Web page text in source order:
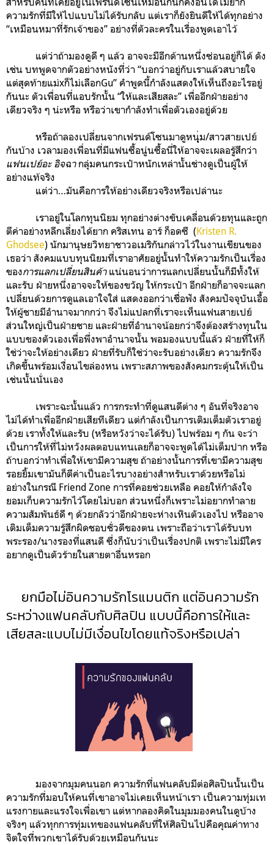
ความรักที่มีให้ไปแบบไม่ได้รับกลับ แต่เราก็ยังยินดีให้ได้ทุกอย่าง
“เหมือนหมาที่รักเจ้าของ” อย่างที่ตัวละครในเรื่องพูดเอาไว้
แต่ว่าถ้ามองดูดี ๆ แล้ว อาจจะมีอีกด้านหนึ่งซ่อนอยู่ก็ได้ ดัง
เช่น บทพูดจากตัวอย่างหนังที่ว่า “บอกว่าอยู่กับเราแล้วสบายใจ
แต่สุดท้ายแม่xก็ไม่เลือกGu” คำพูดนี้กำลังแสดงให้เห็นถึงอะไรอยู่
กันนะ ตัวเพื่อนที่แอบรักนั้น “ให้และเสียสละ” เพื่ออีกฝ่ายอย่าง
เดียวจริง ๆ น่ะหรือ หรือว่าเขากำลังทำเพื่อตัวเองอยู่ด้วย
หรือถ้าลองเปลี่ยนจากเฟรนด์โซนมาดูหนุุ่ม/สาวสายเปย์
กันบ้าง เวลามองเพื่อนที่มีแฟนซื้อนู่นซื้อนี่ให้อาจจะเผลอรู้สึกว่า
แฟนเปย์อะ อิจฉากลุ่มคนกระเป๋าหนักเหล่านั้นช่างดูเป็นผู้ให้
อย่างแท้จริง
แต่ว่า…มันคือการให้อย่างเดียวจริงหรือเปล่านะ
เราอยู่ในโลกทุนนิยม ทุกอย่างต่างขับเคลื่อนด้วยทุนและถูก
ตีค่าอย่างหลีกเลี่ยงได้ยาก คริสเทน อาร์ ก็อดซี (Kristen R.
Ghodsee) นักมานุษยวิทยาชาวอเมริกันกล่าวไว้ในงานเขียนของ
เธอว่า สังคมแบบทุนนิยมที่เราอาศัยอยู่นั้นทำให้ความรักเป็นเรื่อง
ของการแลกเปลี่ยนสินค้า แน่นอนว่าการแลกเปลี่ยนนั้นก็มีทั้งให้
และรับ ฝ่ายหนึ่งอาจจะให้ของขวัญ ให้กระเป๋า อีกฝ่ายก็อาจจะแลก
เปลี่ยนด้วยการดูแลเอาใจใส่ แสดงออกว่าเชื่อฟัง สังคมปัจจุบันเอื้อ
ให้ผู้ชายมีอำนาจมากกว่า จึงไม่แปลกที่เราจะเห็นแฟนสายเปย์
ส่วนใหญ่เป็นฝ่ายชาย และฝ่ายที่อำนาจน้อยกว่าจึงต้องสร้างทุนใน
แบบของตัวเองเพื่อพึ่งพาอำนาจนั้น พอมองแบบนี้แล้ว ฝ่ายที่ให้ก็
ใช่ว่าจะให้อย่างเดียว ฝ่ายที่รับก็ใช่ว่าจะรับอย่างเดียว ความรักจึง
เกิดขึ้นพร้อมเงื่อนไขล่องหน เพราะสภาพของสังคมกระตุ้นให้เป็น
เช่นนั้นนั่นเอง
เพราะฉะนั้นแล้ว การกระทำที่ดูแสนดีต่าง ๆ อันที่จริงอาจ
ไม่ได้ทำเพื่ออีกฝ่ายเสียทีเดียว แต่กำลังเป็นการเติมเต็มตัวเราอยู่
ด้วย เราทั้งให้และรับ (หรือหวังว่าจะได้รับ) ไปพร้อม ๆ กัน จะว่า
เป็นการให้ที่ไม่หวังผลตอบแทนเลยก็อาจจะพูดได้ไม่เต็มปาก หรือ
ถ้าบอกว่าทำเพื่อให้เขามีความสุข ถ้าอย่างนั้นการที่เขามีความสุข
รอยยิ้มเขามันก็ตีค่าเป็นอะไรบางอย่างสำหรับเราด้วยหรือไม่
อย่างในกรณี Friend Zone การที่คอยช่วยเหลือ คอยให้กำลังใจ
ยอมเก็บความรักไว้โดยไม่บอก ส่วนหนึ่งก็เพราะไม่อยากทำลาย
ความสัมพันธ์ดี ๆ ด้วยกลัวว่าอีกฝ่ายจะห่างเหินตัวเองไป หรืออาจ
เติมเต็มความรู้สึกผิดชอบชั่วดีของตน เพราะถือว่าเราได้รับบท
พระรอง/นางรองที่แสนดี ซึ่งก็นับว่าเป็นเรื่องปกติ เพราะไม่มีใคร
อยากดูเป็นตัวร้ายในสายตาอื่นหรอก
ยกมือไม่อินความรักโรแมนติก แต่อินความรัก
ระหว่างแฟนคลับกับศิลปิน แบบนี้คือการให้และ
เสียสละแบบไม่มีเงื่อนไขโดยแท้จริงหรือเปล่า
มองจากมุมคนนอก ความรักที่แฟนคลับมีต่อศิลปินนั้นเป็น
ความรักที่มอบให้คนที่เขาอาจไม่เคยเห็นหน้าเรา เป็นความทุ่มเท
แรงกายและแรงใจเพื่อเขา แต่หากลองคิดในมุมมองคนในดูบ้าง
จริงๆ แล้วทุกการทุ่มเทของแฟนคลับที่ให้ศิลปินไปคือคุณค่าทาง
จิตใจที่พวกเขาได้รับด้วยเหมือนกันนะ